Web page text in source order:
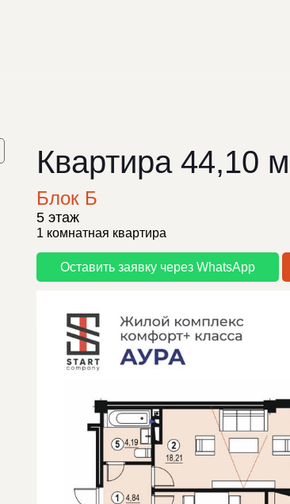
Квартира 44,10 м
Блок Б
5 этаж
1 комнатная квартира
Оставить заявку через WhatsApp